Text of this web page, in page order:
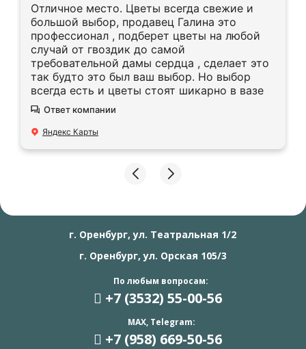
Отличное место. Цветы всегда свежие и
большой выбор, продавец Галина это
профессионал , подберет цветы на любой
случай от гвоздик до самой
требовательной дамы сердца , сделает это
так будто это был ваш выбор. Но выбор
всегда есть и цветы стоят шикарно в вазе
Ответ компании
Яндекс Карты
г. Оренбург, ул. Театральная 1/2
г. Оренбург, ул. Орская 105/3
По любым вопросам:
+7 (3532) 55-00-56
MAX, Telegram:
+7 (958) 669-50-56